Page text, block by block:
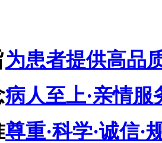
为患者提供高品
病人至上·亲情服
尊重·科学·诚信·